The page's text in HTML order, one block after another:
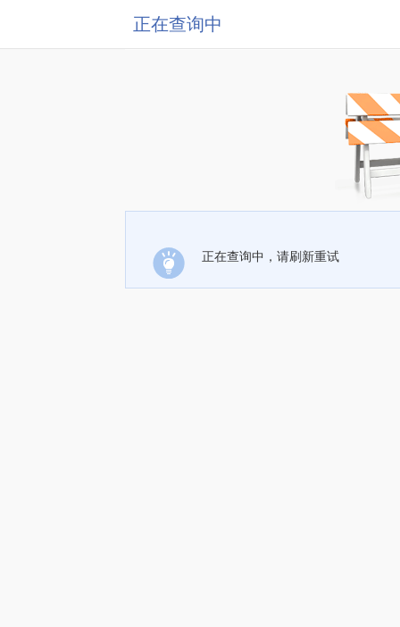
正在查询中
正在查询中，请刷新重试